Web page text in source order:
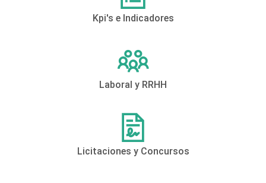
Kpi's e Indicadores
Laboral y RRHH
Licitaciones y Concursos